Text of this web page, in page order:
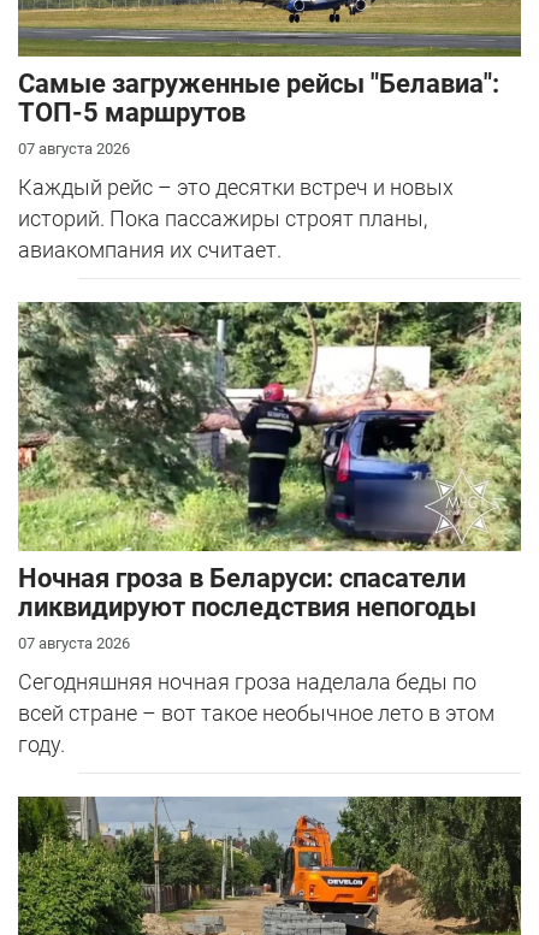
Самые загруженные рейсы "Белавиа":
ТОП-5 маршрутов
07 августа 2026
Каждый рейс – это десятки встреч и новых
историй. Пока пассажиры строят планы,
авиакомпания их считает.
Ночная гроза в Беларуси: спасатели
ликвидируют последствия непогоды
07 августа 2026
Сегодняшняя ночная гроза наделала беды по
всей стране – вот такое необычное лето в этом
году.